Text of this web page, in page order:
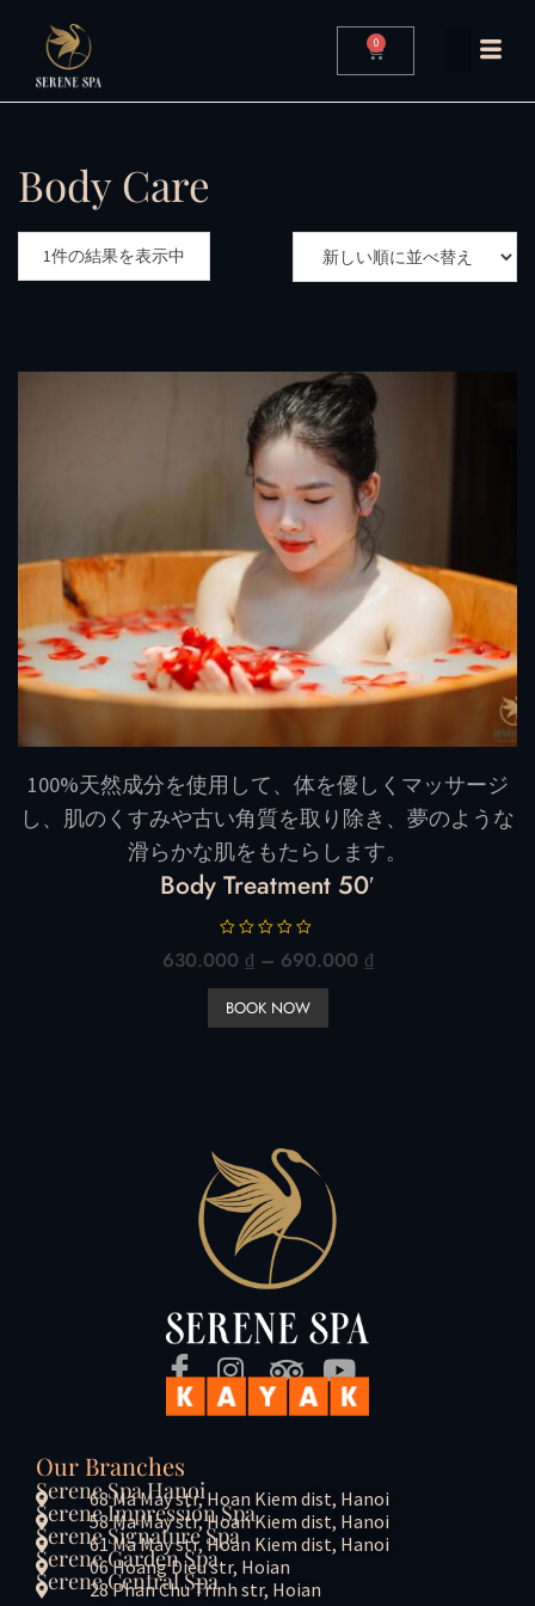
0
Body Care
1件の結果を表示中
100%天然成分を使用して、体を優しくマッサージ
し、肌のくすみや古い角質を取り除き、夢のような
滑らかな肌をもたらします。
Body Treatment 50′
5
階
中
0
630.000 ₫ – 690.000 ₫
BOOK NOW
Our Branches
Serene Spa Hanoi
68 Ma May str, Hoan Kiem dist, Hanoi
Serene Impression Spa
58 Ma May str, Hoan Kiem dist, Hanoi
Serene Signature Spa
61 Ma May str, Hoan Kiem dist, Hanoi
Serene Garden Spa
06 Hoang Dieu str, Hoian
Serene Central Spa
28 Phan Chu Trinh str, Hoian